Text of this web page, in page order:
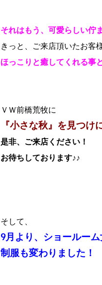
それはもう、可愛らしい佇
きっと、ご来店頂いたお客
ほっこりと癒してくれる事
ＶＷ前橋荒牧に
『小さな秋』を見つけ
是非、ご来店ください！
お待ちしております♪♪
そして、
9月より、ショールー
制服も変わりました！